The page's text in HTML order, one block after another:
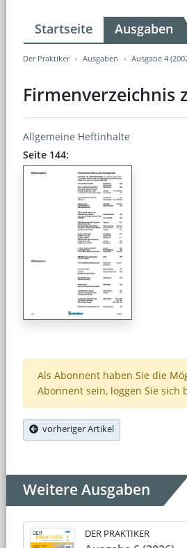
Startseite Ausgaben
Der Praktiker Ausgaben Ausgabe 4
Firmenverzeichnis
Allgemeine Heftinhalte
Seite 144:
Als Abonnent haben Sie die
Abonnent sein, loggen Sie sich
vorheriger Artikel
Weitere Ausgaben
DER PRAKTIKER